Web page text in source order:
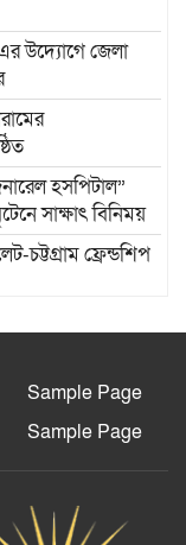
উদ্যোগে জেলা
হসপিটাল”
সাক্ষাৎ বিনিময়
চট্টগ্রাম ফ্রেন্ডশিপ
স্বেচ্ছাসেবক
মাদ্রাসায় মেধা
Sample Page
Sample Page